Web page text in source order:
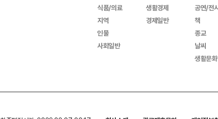
식품/의료
지역
인물
사회일반
생활경제
경제일반
공연/전
책
종교
날씨
생활문